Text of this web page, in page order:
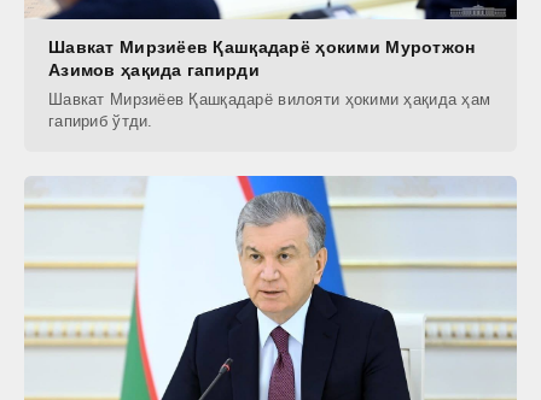
Шавкат Мирзиёев Қашқадарё ҳокими Муротжон
Азимов ҳақида гапирди
Шавкат Мирзиёев Қашқадарё вилояти ҳокими ҳақида ҳам
гапириб ўтди.